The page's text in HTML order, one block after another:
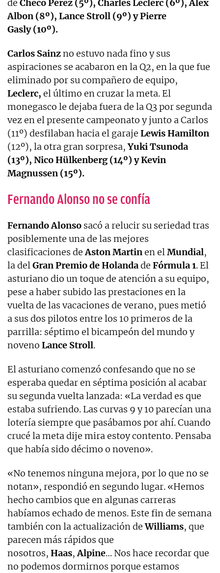
de Checo Pérez (5º), Charles Leclerc (6º), Alex
Albon (8º), Lance Stroll (9º) y Pierre
Gasly (10º).
Carlos Sainzno estuvo nada fino y sus
aspiraciones se acabaron en la Q2, en la que fue
eliminado por su compañero de equipo,
Leclerc, el último en cruzar la meta. El
monegasco le dejaba fuera de la Q3 por segunda
vez en el presente campeonato y junto a Carlos
(11º) desfilaban hacia el garaje Lewis Hamilton
(12º), la otra gran sorpresa,Yuki Tsunoda
(13º), Nico Hülkenberg (14º) y Kevin
Magnussen (15º).
Fernando Alonso no se confía
Fernando Alonso sacó a relucir su seriedad tras
posiblemente una de las mejores
clasificaciones deAston Martinen elMundial,
la delGran Premio de Holandade Fórmula 1. El
asturiano dio un toque de atención a su equipo,
pese a haber subido las prestaciones en la
vuelta de las vacaciones de verano, pues metió
a sus dos pilotos entre los 10 primeros de la
parrilla: séptimo el bicampeón del mundo y
noveno Lance Stroll.
El asturiano comenzó confesando que no se
esperaba quedar en séptima posición al acabar
su segunda vuelta lanzada: «La verdad es que
estaba sufriendo. Las curvas 9 y 10 parecían una
lotería siempre que pasábamos por ahí. Cuando
crucé la meta dije mira estoy contento. Pensaba
que había sido décimo o noveno».
«No tenemos ninguna mejora, por lo que no se
notan», respondió en segundo lugar. «Hemos
hecho cambios que en algunas carreras
habíamos echado de menos. Este fin de semana
también con la actualización deWilliams, que
parecen más rápidos que
nosotros, Haas,Alpine… Nos hace recordar que
no podemos dormirnos porque estamos